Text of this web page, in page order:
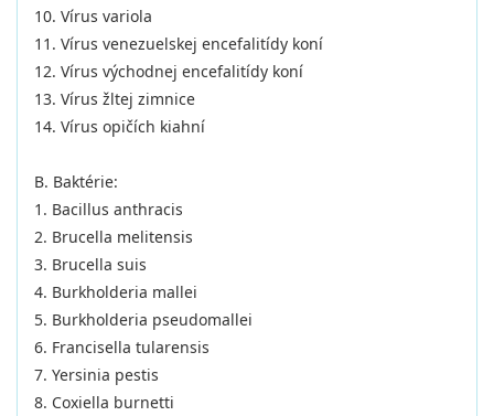
10. Vírus variola
11. Vírus venezuelskej encefalitídy koní
12. Vírus východnej encefalitídy koní
13. Vírus žltej zimnice
14. Vírus opičích kiahní
B. Baktérie:
1. Bacillus anthracis
2. Brucella melitensis
3. Brucella suis
4. Burkholderia mallei
5. Burkholderia pseudomallei
6. Francisella tularensis
7. Yersinia pestis
8. Coxiella burnetti